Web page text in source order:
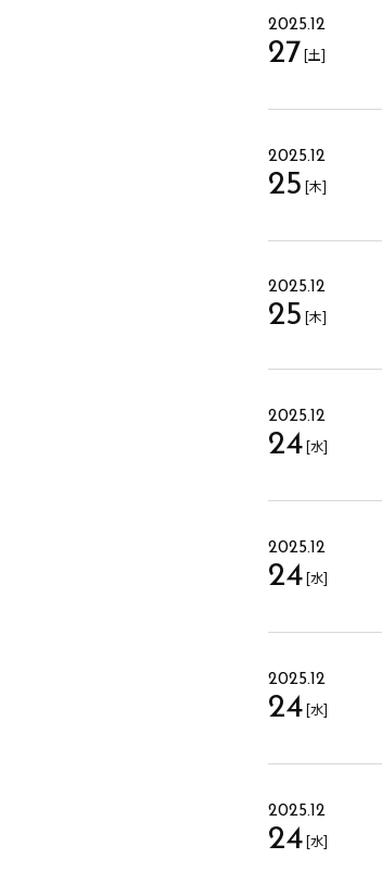
2025.12
27[土]
2025.12
25 [木]
2025.12
25 [木]
2025.12
24[水]
2025.12
24[水]
2025.12
24[水]
2025.12
24[水]